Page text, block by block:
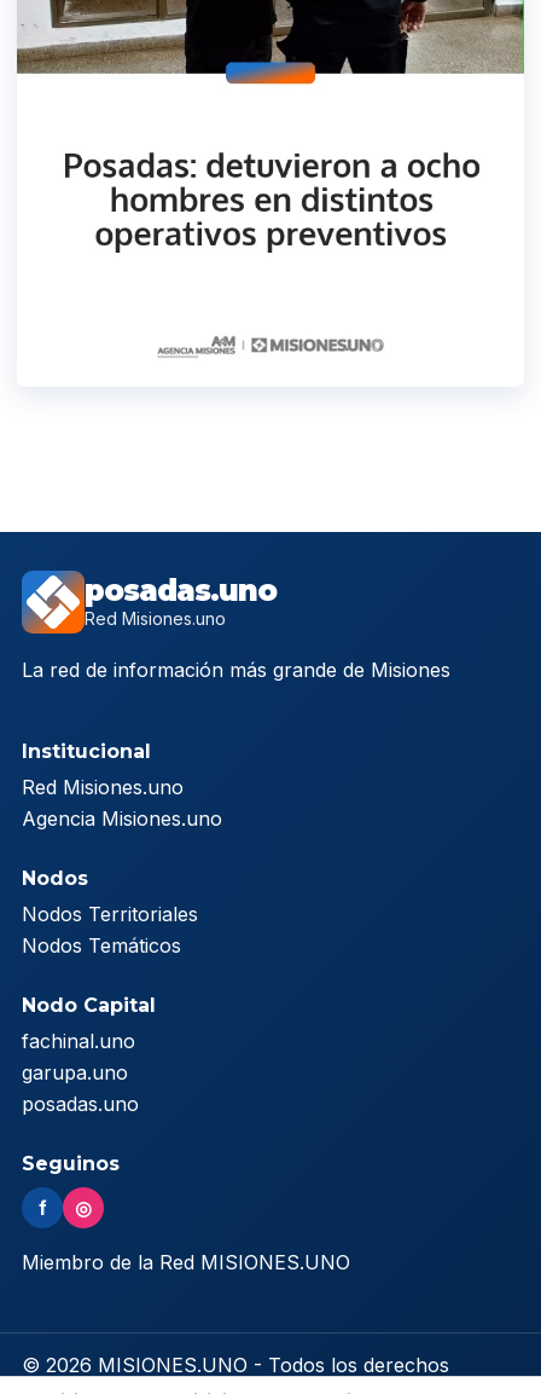
posadas.uno
Red Misiones.uno
La red de información más grande de Misiones
Institucional
Red Misiones.uno
Agencia Misiones.uno
Nodos
Nodos Territoriales
Nodos Temáticos
Nodo Capital
fachinal.uno
garupa.uno
posadas.uno
Seguinos
f ◎
Miembro de la Red MISIONES.UNO
© 2026 MISIONES.UNO - Todos los derechos
reservados